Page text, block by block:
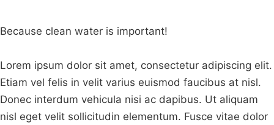
Because clean water is important!
Lorem ipsum dolor sit amet, consectetur adipiscing elit.
Etiam vel felis in velit varius euismod faucibus at nisl.
Donec interdum vehicula nisi ac dapibus. Ut aliquam
nisl eget velit sollicitudin elementum. Fusce vitae dolor